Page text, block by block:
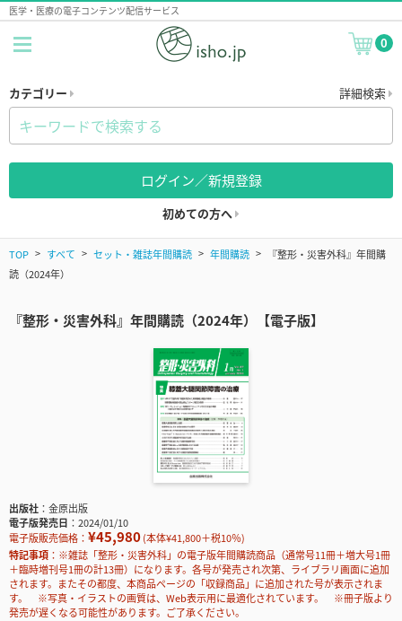
医学・医療の電子コンテンツ配信サービス
0
カテゴリー 詳細検索
ログイン／新規登録
初めての方へ
TOP すべて セット・雑誌年間購読 年間購読
『整形・災害外科』年間購
読（2024年）
『整形・災害外科』年間購読（2024年）【電子版】
出版社
金原出版
電子版発売日
2024/01/10
電子版販売価格： ¥45,980(本体¥41,800＋税10％)
特記事項
※雑誌「整形・災害外科」の電子版年間購読商品（通常号11冊＋増大号1冊
＋臨時増刊号1冊の計13冊）になります。各号が発売され次第、ライブラリ画面に追加
されます。またその都度、本商品ページの「収録商品」に追加された号が表示されま
す。 ※写真・イラストの画質は、Web表示用に最適化されています。 ※冊子版より
発売が遅くなる可能性があります。ご了承ください。